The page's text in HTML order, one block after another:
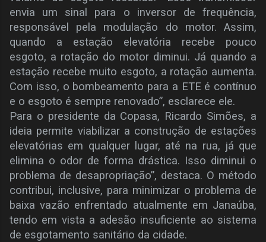
envia um sinal para o inversor de frequência,
responsável pela modulação do motor. Assim,
quando a estação elevatória recebe pouco
esgoto, a rotação do motor diminui. Já quando a
estação recebe muito esgoto, a rotação aumenta.
Com isso, o bombeamento para a ETE é contínuo
e o esgoto é sempre renovado”, esclarece ele.
Para o presidente da Copasa, Ricardo Simões, a
ideia permite viabilizar a construção de estações
elevatórias em qualquer lugar, até na rua, já que
elimina o odor de forma drástica. Isso diminui o
problema de desapropriação”, destaca. O método
contribui, inclusive, para minimizar o problema de
baixa vazão enfrentado atualmente em Janaúba,
tendo em vista a adesão insuficiente ao sistema
de esgotamento sanitário da cidade.